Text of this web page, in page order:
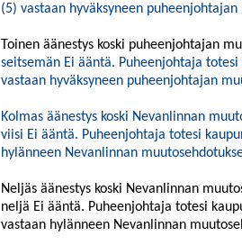
(5) vastaan hyväksyneen
Toinen äänestys koski puheenjohtajan
seitsemänEi ääntä. Puheenjohtaja
vastaan hyväksyneen puheenjohtajan
Kolmas äänestys koski Nevanlinnan
viisi Ei ääntä. Puheenjohtaja totesi
hylänneen Nevanlinnan
Neljäsäänestys koski Nevanlinnan
neljä Ei ääntä. Puheenjohtaja totesi
vastaan hylänneen Nevanlinnan